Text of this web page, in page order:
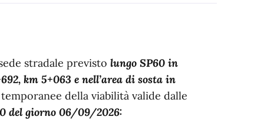
stradale previsto lungo SP60 in
km 5+063 e nell’area di sosta in
della viabilità valide dalle
del giorno 06/09/2026: